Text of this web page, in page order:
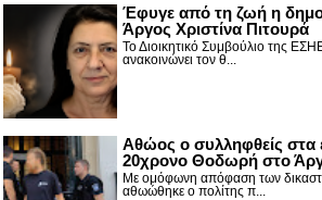
Έφυγε από τη ζωή η
Άργος Χριστίνα Πιτουρά
Το Διοικητικό Συμβούλιο της
ανακοινώνει τον θ...
Αθώος ο συλληφθείς στα
20χρονο Θοδωρή στο
Με ομόφωνη απόφαση των
αθωώθηκε ο πολίτης π...